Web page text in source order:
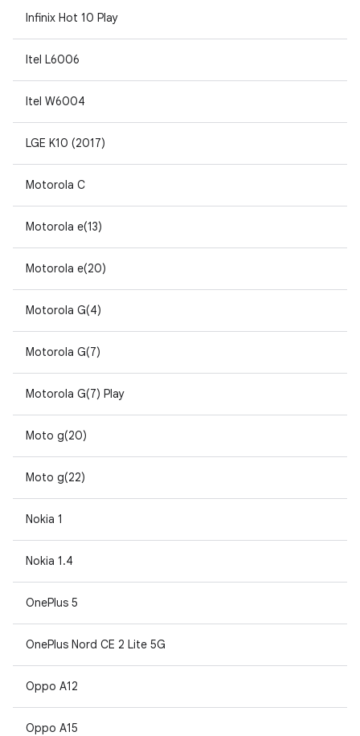
Infinix Hot 10 Play
Itel L6006
Itel W6004
LGE K10 (2017)
Motorola C
Motorola e(13)
Motorola e(20)
Motorola G(4)
Motorola G(7)
Motorola G(7) Play
Moto g(20)
Moto g(22)
Nokia 1
Nokia 1.4
OnePlus 5
OnePlus Nord CE 2 Lite 5G
Oppo A12
Oppo A15